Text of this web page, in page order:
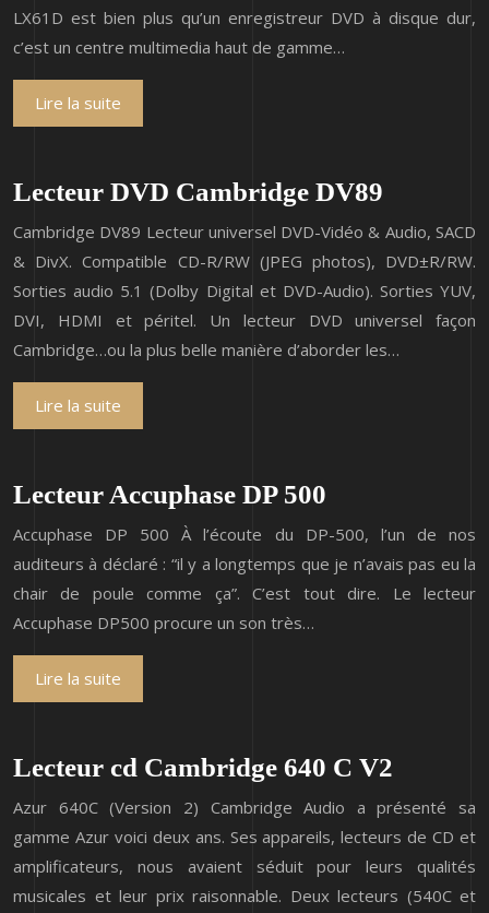
LX61D est bien plus qu’un enregistreur DVD à disque dur,
c’est un centre multimedia haut de gamme…
Lire la suite
Lecteur DVD Cambridge DV89
Cambridge DV89 Lecteur universel DVD-Vidéo & Audio, SACD
& DivX. Compatible CD-R/RW (JPEG photos), DVD±R/RW.
Sorties audio 5.1 (Dolby Digital et DVD-Audio). Sorties YUV,
DVI, HDMI et péritel. Un lecteur DVD universel façon
Cambridge…ou la plus belle manière d’aborder les…
Lire la suite
Lecteur Accuphase DP 500
Accuphase DP 500 À l’écoute du DP-500, l’un de nos
auditeurs à déclaré : “il y a longtemps que je n’avais pas eu la
chair de poule comme ça”. C’est tout dire. Le lecteur
Accuphase DP500 procure un son très…
Lire la suite
Lecteur cd Cambridge 640 C V2
Azur 640C (Version 2) Cambridge Audio a présenté sa
gamme Azur voici deux ans. Ses appareils, lecteurs de CD et
amplificateurs, nous avaient séduit pour leurs qualités
musicales et leur prix raisonnable. Deux lecteurs (540C et